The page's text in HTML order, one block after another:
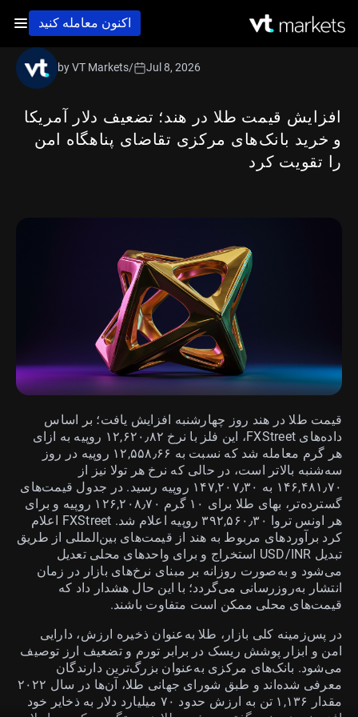
اکنون معامله کنید
افزایش قیمت طلا در هند؛ تضعیف دلار آمریکا
و خرید بانک‌های مرکزی تقاضای پناهگاه امن
را تقویت کرد
by VT Markets/ Jul 8, 2026
قیمت طلا در هند روز چهارشنبه افزایش یافت؛ بر اساس
داده‌های FXStreet، این فلز با نرخ ۱۲,۶۲۰٫۸۲ روپیه به ازای
هر گرم معامله شد که نسبت به ۱۲,۵۵۸٫۶۶ روپیه در روز
سه‌شنبه بالاتر است، در حالی که نرخ هر تولا نیز از
۱۴۶,۴۸۱٫۷۰ به ۱۴۷,۲۰۷٫۳۰ روپیه رسید. در جدول قیمت‌های
گسترده‌تر، بهای طلا برای ۱۰ گرم ۱۲۶,۲۰۸٫۷۰ روپیه و برای
هر اونس تروا ۳۹۲,۵۶۰٫۳۰ روپیه اعلام شد. FXStreet اعلام
کرد برآوردهای مربوط به هند از قیمت‌های بین‌المللی از طریق
تبدیل USD/INR استخراج و برای واحدهای محلی تعدیل
می‌شود و به‌صورت روزانه بر مبنای نرخ‌های بازار در زمان
انتشار به‌روزرسانی می‌گردد؛ با این حال هشدار داد که
قیمت‌های محلی ممکن است متفاوت باشند.
در پس‌زمینه کلی بازار، طلا به‌عنوان ذخیره ارزش، دارایی
امن و ابزار پوشش ریسک در برابر تورم و تضعیف ارز توصیف
می‌شود. بانک‌های مرکزی به‌عنوان بزرگ‌ترین دارندگان
معرفی شده‌اند و طبق شورای جهانی طلا، آن‌ها در سال ۲۰۲۲
مقدار ۱,۱۳۶ تن به ارزش حدود ۷۰ میلیارد دلار به ذخایر خود